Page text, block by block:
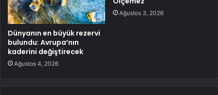
Dünyanın en büyük rezervi
bulundu: Avrupa’nın
kaderini değiştirecek
Ağustos 4, 2026
Ağustos 3, 2026